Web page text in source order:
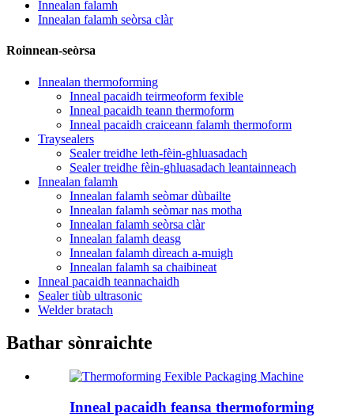
Innealan falamh
Innealan falamh seòrsa clàr
Roinnean-seòrsa
Innealan thermoforming
Inneal pacaidh teirmeoform fexible
Inneal pacaidh teann thermoform
Inneal pacaidh craiceann falamh thermoform
Traysealers
Sealer treidhe leth-fèin-ghluasadach
Sealer treidhe fèin-ghluasadach leantainneach
Innealan falamh
Innealan falamh seòmar dùbailte
Innealan falamh seòmar nas motha
Innealan falamh seòrsa clàr
Innealan falamh deasg
Innealan falamh dìreach a-muigh
Innealan falamh sa chaibineat
Inneal pacaidh teannachaidh
Sealer tiùb ultrasonic
Welder bratach
Bathar sònraichte
Inneal pacaidh feansa thermoforming